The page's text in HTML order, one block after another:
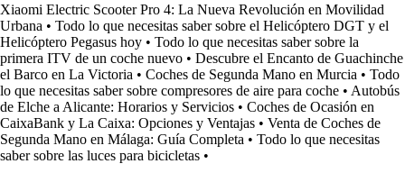
Xiaomi Electric Scooter Pro 4: La Nueva Revolución en Movilidad
Urbana • Todo lo que necesitas saber sobre el Helicóptero DGT y el
Helicóptero Pegasus hoy • Todo lo que necesitas saber sobre la
primera ITV de un coche nuevo • Descubre el Encanto de Guachinche
el Barco en La Victoria • Coches de Segunda Mano en Murcia • Todo
lo que necesitas saber sobre compresores de aire para coche • Autobús
de Elche a Alicante: Horarios y Servicios • Coches de Ocasión en
CaixaBank y La Caixa: Opciones y Ventajas • Venta de Coches de
Segunda Mano en Málaga: Guía Completa • Todo lo que necesitas
saber sobre las luces para bicicletas •